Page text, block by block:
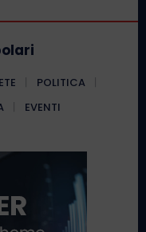
POLITICA
EVENTI